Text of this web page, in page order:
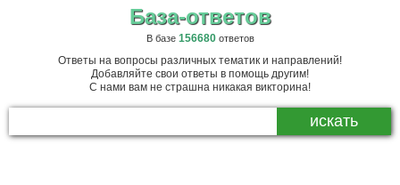
База-ответов
В базе 156680ответов
Ответы на вопросы различных тематик и направлений!
Добавляйте свои ответы в помощь другим!
С нами вам не страшна никакая викторина!